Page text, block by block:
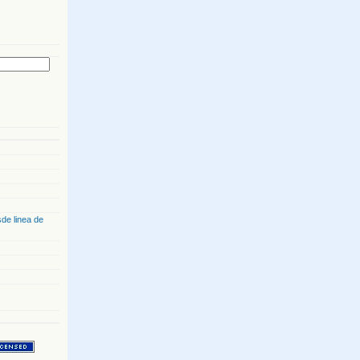
linea de